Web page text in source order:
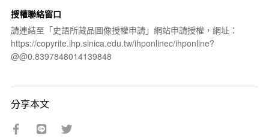
授權聯絡窗口
請連結至「史語所藏品圖像授權申請」網站申請授權，網址：
https://copyrite.ihp.sinica.edu.tw/ihponlinec/ihponline?
@@0.8397848014139848
分享本文